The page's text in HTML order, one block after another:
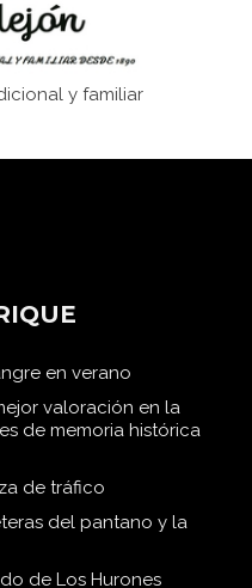
y familiar
en verano
valoración en la
de memoria histórica
de tráfico
del pantano y la
de Los Hurones